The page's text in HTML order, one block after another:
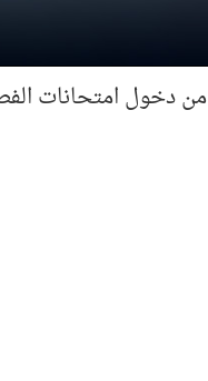
امتحانات الفصل الأول